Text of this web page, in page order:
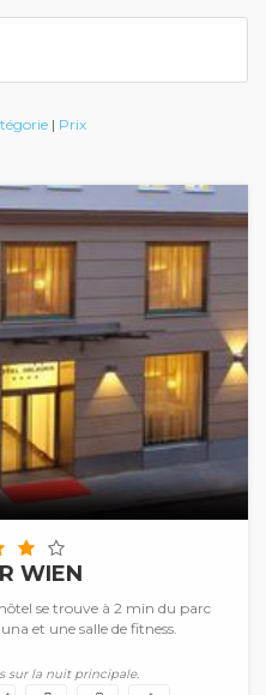
| Prix
WIEN
se trouve à 2 min du parc
et une salle de fitness.
sur la nuit principale.